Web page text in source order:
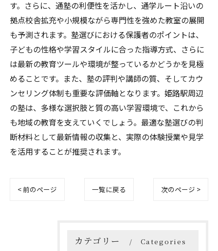
す。さらに、通塾の利便性を活かし、通学ルート沿いの
拠点校舎拡充や小規模ながら専門性を強めた教室の展開
も予測されます。塾選びにおける保護者のポイントは、
子どもの性格や学習スタイルに合った指導方式、さらに
は最新の教育ツールや環境が整っているかどうかを見極
めることです。また、塾の評判や講師の質、そしてカウ
ンセリング体制も重要な評価軸となります。姫路駅周辺
の塾は、多様な選択肢と質の高い学習環境で、これから
も地域の教育を支えていくでしょう。最適な塾選びの判
断材料として最新情報の収集と、実際の体験授業や見学
を活用することが推奨されます。
< 前のページ 一覧に戻る 次のページ >
カテゴリー Categories